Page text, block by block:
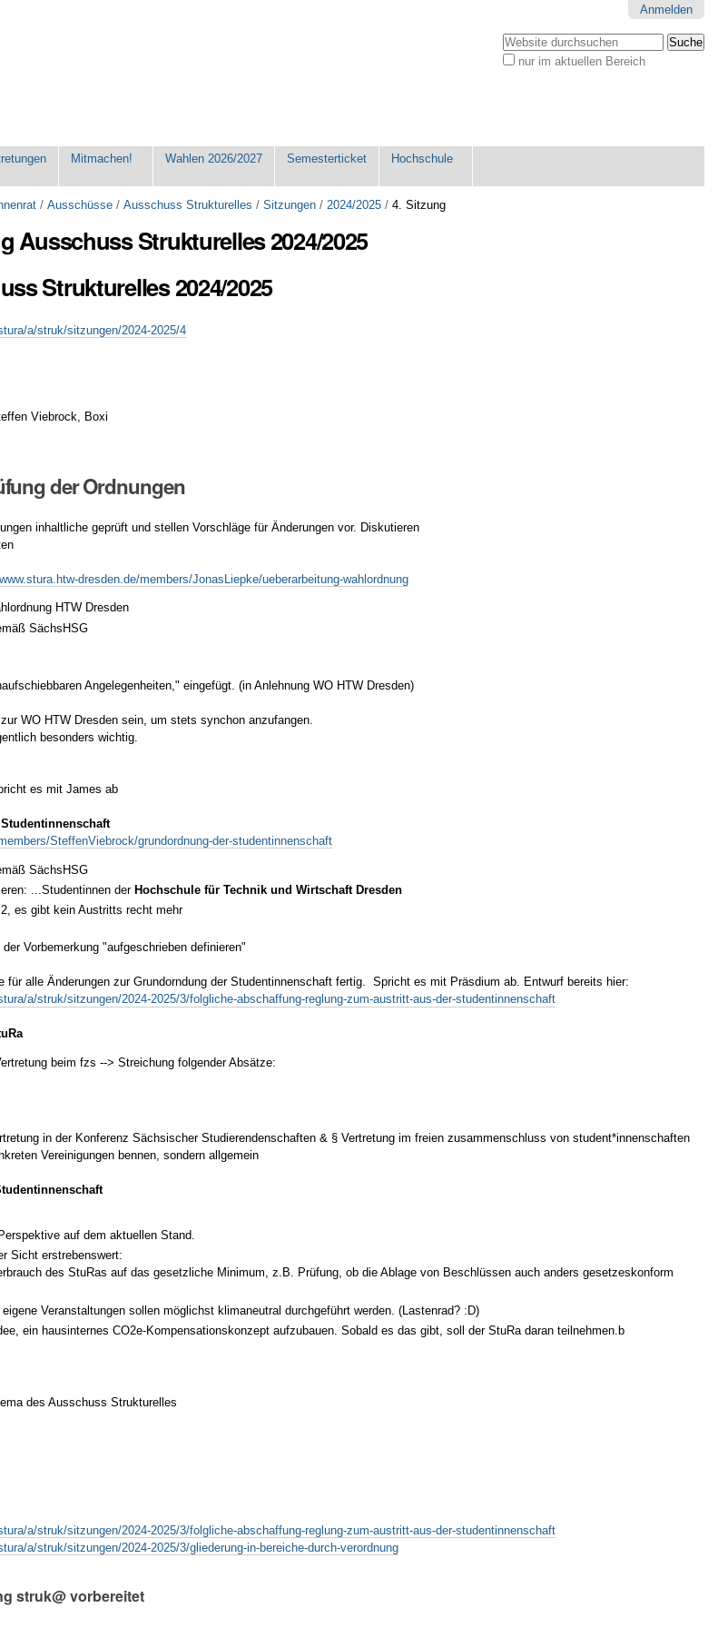
Anmelden
Website durchsuchen
nur im aktuellen Bereich
Mitmachen! Wahlen 2026/2027 Semesterticket Hochschule
/Ausschüsse /Ausschuss Strukturelles /Sitzungen /2024/2025 /4. Sitzung
Ausschuss Strukturelles 2024/2025
Strukturelles 2024/2025
a/struk/sitzungen/2024-2025/4
Viebrock, Boxi
der Ordnungen
inhaltliche geprüft und stellen Vorschläge für Änderungen vor. Diskutieren
dresden.de/members/JonasLiepke/ueberarbeitung-wahlordnung
HTW Dresden
SächsHSG
Angelegenheiten," eingefügt. (in Anlehnung WO HTW Dresden)
WO HTW Dresden sein, um stets synchon anzufangen.
besonders wichtig.
es mit James ab
SteffenViebrock/grundordnung-der-studentinnenschaft
SächsHSG
...Studentinnen der Hochschule für Technik und Wirtschaft Dresden
es gibt kein Austritts recht mehr
Vorbemerkung "aufgeschrieben definieren"
für alle Änderungen zur Grundorndung der Studentinnenschaft fertig. Spricht es mit Präsdium ab. Entwurf bereits hier:
a/struk/sitzungen/2024-2025/3/folgliche-abschaffung-reglung-zum-austritt-aus-der-studentinnenschaft
beim fzs --> Streichung folgender Absätze:
in der Konferenz Sächsischer Studierendenschaften & § Vertretung im freien zusammenschluss von student*innenschaften
Vereinigungen bennen, sondern allgemein
auf dem aktuellen Stand.
Sicht erstrebenswert:
des StuRas auf das gesetzliche Minimum, z.B. Prüfung, ob die Ablage von Beschlüssen auch anders gesetzeskonform
Veranstaltungen sollen möglichst klimaneutral durchgeführt werden. (Lastenrad? :D)
ein hausinternes CO2e-Kompensationskonzept aufzubauen. Sobald es das gibt, soll der StuRa daran teilnehmen.b
des Ausschuss Strukturelles
a/struk/sitzungen/2024-2025/3/folgliche-abschaffung-reglung-zum-austritt-aus-der-studentinnenschaft
a/struk/sitzungen/2024-2025/3/gliederung-in-bereiche-durch-verordnung
struk@ vorbereitet